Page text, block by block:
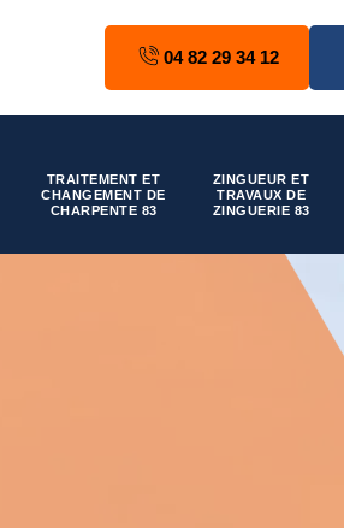
04 82 29 34 12
TRAITEMENT ET
CHANGEMENT DE
CHARPENTE 83
ZINGUEUR ET
TRAVAUX DE
ZINGUERIE 83